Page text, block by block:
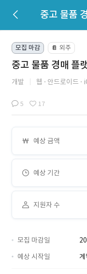
중고 물품
모집 마감 📔 외주
중고 물품 경매 플
개발 웹 안드로이드
5 17
예상 금액
예상 기간
지원자 수
모집 마감일
예상 시작일
계